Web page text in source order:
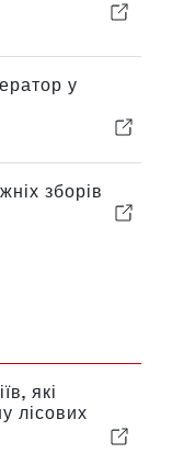
у
зборів
які
лісових